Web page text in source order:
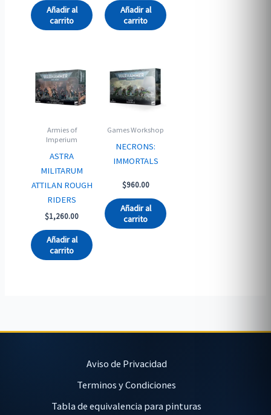
$1,205.00.
$1,170.00.
Añadir al
carrito
$1,263.00.
$1,220.00.
Añadir al
carrito
Armies of
Imperium
ASTRA
MILITARUM
ATTILAN ROUGH
RIDERS
$1,260.00
Añadir al
carrito
Games Workshop
NECRONS:
IMMORTALS
$960.00
Añadir al
carrito
Aviso de Privacidad
Terminos y Condiciones
Tabla de equivalencia para pinturas